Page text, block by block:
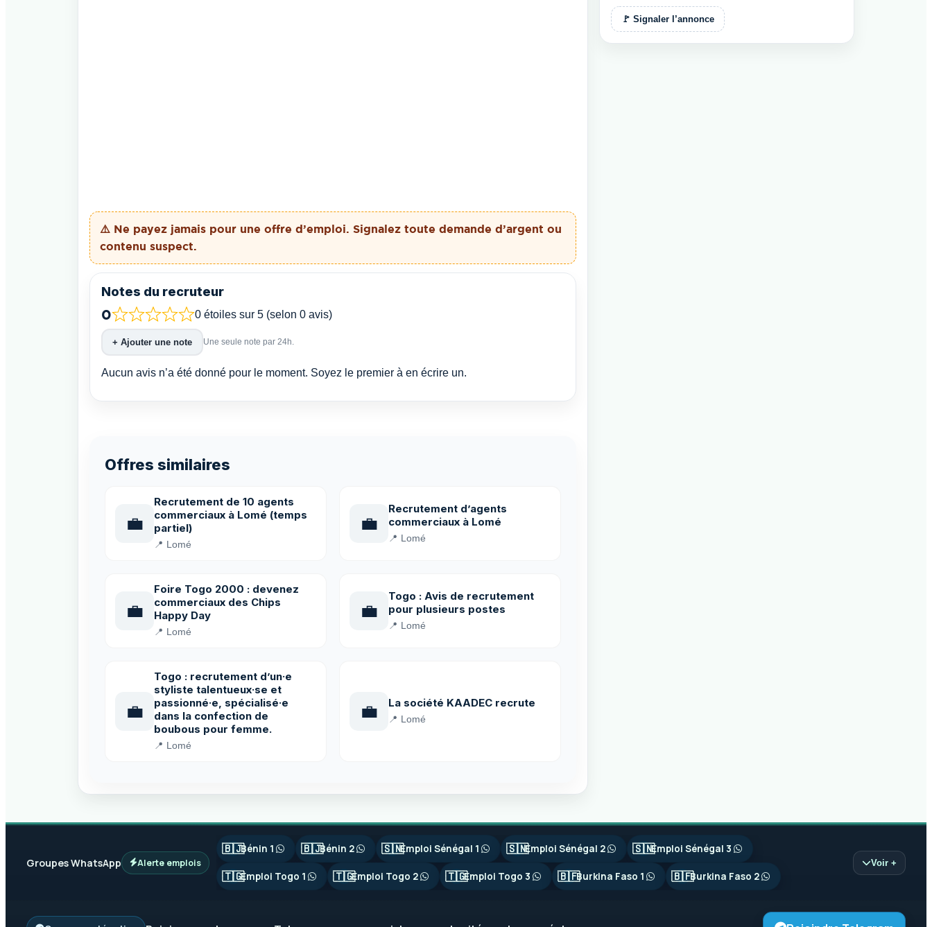
⚠️ Ne payez jamais pour une offre d’emploi. Signalez toute demande d’argent ou
contenu suspect.
Notes du recruteur
0 0 étoiles sur 5 (selon 0 avis)
+ Ajouter une note Une seule note par 24h.
Aucun avis n’a été donné pour le moment. Soyez le premier à en écrire un.
Offres similaires
💼
Recrutement de 10 agents
commerciaux à Lomé (temps
partiel)
📍 Lomé
💼
Recrutement d’agents
commerciaux à Lomé
📍 Lomé
💼
Foire Togo 2000 : devenez
commerciaux des Chips
Happy Day
📍 Lomé
💼
Togo : Avis de recrutement
pour plusieurs postes
📍 Lomé
💼
Togo : recrutement d’un·e
styliste talentueux·se et
passionné·e, spécialisé·e
dans la confection de
boubous pour femme.
📍 Lomé
💼 La société KAADEC recrute
📍 Lomé
🚩 Signaler l’annonce
Groupes WhatsApp Alerte emplois
🇧🇯Bénin 1 🇧🇯Bénin 2 🇸🇳Emploi Sénégal 1 🇸🇳Emploi Sénégal 2 🇸🇳Emploi Sénégal 3
🇹🇬Emploi Togo 1 🇹🇬Emploi Togo 2 🇹🇬Emploi Togo 3 🇧🇫Burkina Faso 1 🇧🇫Burkina Faso 2
Voir +